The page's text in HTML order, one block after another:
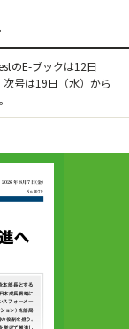
のE-ブックは12日
号は19日（水）から